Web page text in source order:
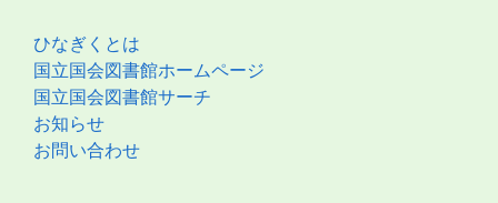
ひなぎくとは
国立国会図書館ホームページ
国立国会図書館サーチ
お知らせ
お問い合わせ